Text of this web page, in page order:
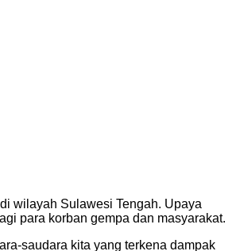
wilayah Sulawesi Tengah. Upaya
para korban gempa dan masyarakat.
saudara kita yang terkena dampak